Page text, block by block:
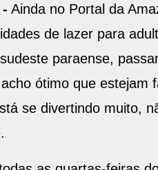
Ainda no Portal da
de lazer para
paraense,
ótimo que
se divertindo muito,